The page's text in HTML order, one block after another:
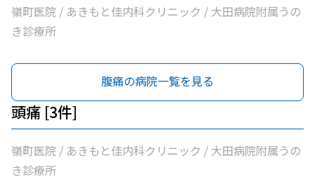
嶺町医院 / あきもと佳内科クリニック / 大田病院附属うの
き診療所
腹痛の病院一覧を見る
頭痛 [3件]
嶺町医院 / あきもと佳内科クリニック / 大田病院附属うの
き診療所